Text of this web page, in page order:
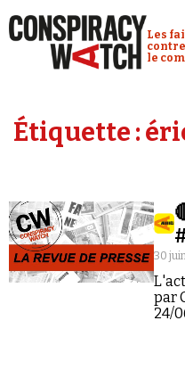
Les
contre
le
Vidéos
Revues
Étiquette :
30
par
24/